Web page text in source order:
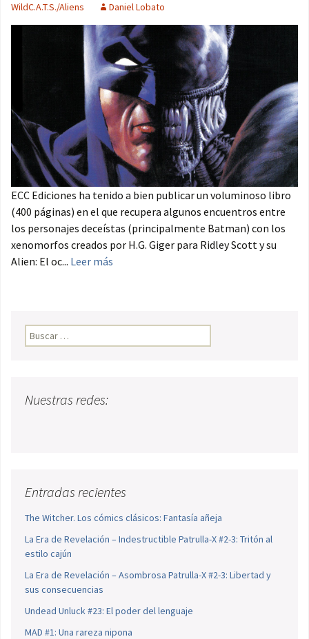
WildC.A.T.S./Aliens
Daniel Lobato
ECC Ediciones ha tenido a bien publicar un voluminoso libro
(400 páginas) en el que recupera algunos encuentros entre
los personajes deceístas (principalmente Batman) con los
xenomorfos creados por H.G. Giger para Ridley Scott y su
Alien: El oc... Leer más
Buscar:
Nuestras redes:
Entradas recientes
The Witcher. Los cómics clásicos: Fantasía añeja
La Era de Revelación – Indestructible Patrulla-X #2-3: Tritón al
estilo cajún
La Era de Revelación – Asombrosa Patrulla-X #2-3: Libertad y
sus consecuencias
Undead Unluck #23: El poder del lenguaje
MAD #1: Una rareza nipona